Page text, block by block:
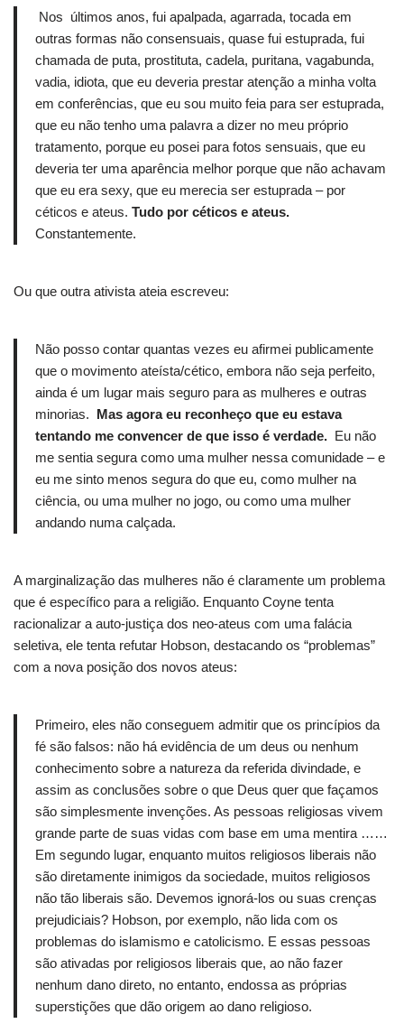
Nos últimos anos, fui apalpada, agarrada, tocada em
outras formas não consensuais, quase fui estuprada, fui
chamada de puta, prostituta, cadela, puritana, vagabunda,
vadia, idiota, que eu deveria prestar atenção a minha volta
em conferências, que eu sou muito feia para ser estuprada,
que eu não tenho uma palavra a dizer no meu próprio
tratamento, porque eu posei para fotos sensuais, que eu
deveria ter uma aparência melhor porque que não achavam
que eu era sexy, que eu merecia ser estuprada – por
céticos e ateus. Tudo por céticos e ateus.
Constantemente.
Ou que outra ativista ateia escreveu:
Não posso contar quantas vezes eu afirmei publicamente
que o movimento ateísta/cético, embora não seja perfeito,
ainda é um lugar mais seguro para as mulheres e outras
minorias. Mas agora eu reconheço que eu estava
tentando me convencer de que isso é verdade. Eu não
me sentia segura como uma mulher nessa comunidade – e
eu me sinto menos segura do que eu, como mulher na
ciência, ou uma mulher no jogo, ou como uma mulher
andando numa calçada.
A marginalização das mulheres não é claramente um problema
que é específico para a religião. Enquanto Coyne tenta
racionalizar a auto-justiça dos neo-ateus com uma falácia
seletiva, ele tenta refutar Hobson, destacando os “problemas”
com a nova posição dos novos ateus:
Primeiro, eles não conseguem admitir que os princípios da
fé são falsos: não há evidência de um deus ou nenhum
conhecimento sobre a natureza da referida divindade, e
assim as conclusões sobre o que Deus quer que façamos
são simplesmente invenções. As pessoas religiosas vivem
grande parte de suas vidas com base em uma mentira ……
Em segundo lugar, enquanto muitos religiosos liberais não
são diretamente inimigos da sociedade, muitos religiosos
não tão liberais são. Devemos ignorá-los ou suas crenças
prejudiciais? Hobson, por exemplo, não lida com os
problemas do islamismo e catolicismo. E essas pessoas
são ativadas por religiosos liberais que, ao não fazer
nenhum dano direto, no entanto, endossa as próprias
superstições que dão origem ao dano religioso.